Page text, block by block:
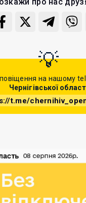
на нашому
Чернігівської
t.me/